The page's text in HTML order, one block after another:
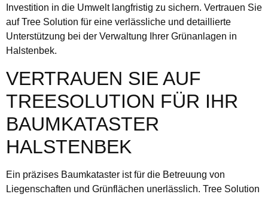
Investition in die Umwelt langfristig zu sichern. Vertrauen Sie
auf Tree Solution für eine verlässliche und detaillierte
Unterstützung bei der Verwaltung Ihrer Grünanlagen in
Halstenbek.
VERTRAUEN SIE AUF
TREESOLUTION FÜR IHR
BAUMKATASTER
HALSTENBEK
Ein präzises Baumkataster ist für die Betreuung von
Liegenschaften und Grünflächen unerlässlich. Tree Solution